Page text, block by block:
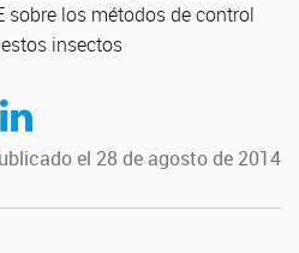
sobre los métodos de control
insectos
Twitter
Compartir en LinkedIn
el 28 de agosto de 2014